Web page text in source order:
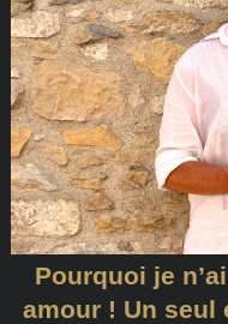
Pourquoi je
amour ! Un seul